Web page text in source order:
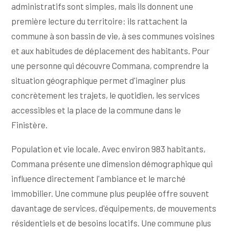
administratifs sont simples, mais ils donnent une
première lecture du territoire: ils rattachent la
commune à son bassin de vie, à ses communes voisines
et aux habitudes de déplacement des habitants. Pour
une personne qui découvre Commana, comprendre la
situation géographique permet d'imaginer plus
concrètement les trajets, le quotidien, les services
accessibles et la place de la commune dans le
Finistère.
Population et vie locale. Avec environ 983 habitants,
Commana présente une dimension démographique qui
influence directement l'ambiance et le marché
immobilier. Une commune plus peuplée offre souvent
davantage de services, d'équipements, de mouvements
résidentiels et de besoins locatifs. Une commune plus